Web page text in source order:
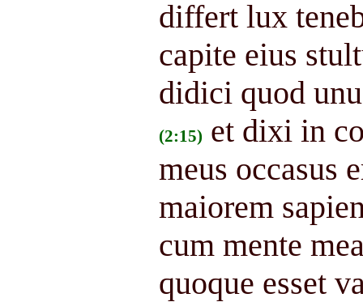
differt lux
capite eius
didici quod
(2:15) et dixi in
meus occasus
maiorem
cum mente
quoque esset